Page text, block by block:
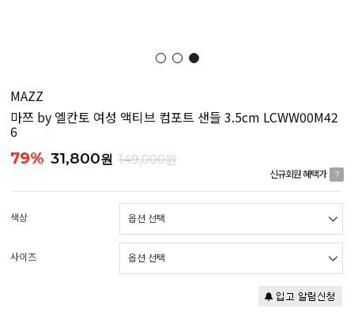
MAZZ
마쯔 by 엘칸토 여성 액티브 컴포트 샌들 3.5cm LCWW00M42
6
79% 31,800원 149,000원
신규회원 혜택가 ?
색상
사이즈